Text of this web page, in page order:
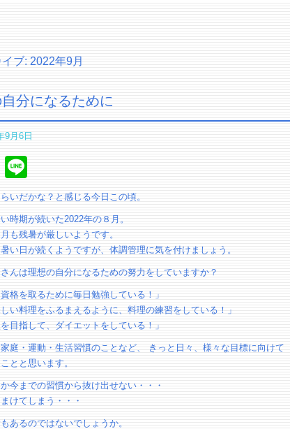
ブ: 2022年9月
分になるために
9月6日
Twitter
いだかな？と感じる今日この頃。
時期が続いた2022年の８月。
も残暑が厳しいようです。
い日が続くようですが、体調管理に気を付けましょう。
んは理想の自分になるための努力をしていますか？
資格を取るために毎日勉強している！」
しい料理をふるまえるように、料理の練習をしている！」
を目指して、ダイエットをしている！」
庭・運動・生活習慣のことなど、 きっと日々、様々な目標に向けて
とと思います。
今までの習慣から抜け出せない・・・
けてしまう・・・
あるのではないでしょうか。